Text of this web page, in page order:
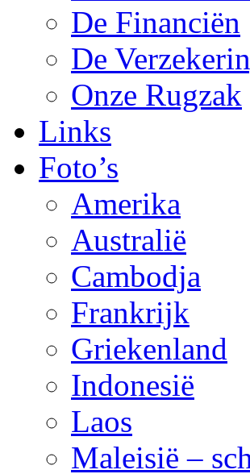
De Financiën
De
Onze Rugzak
Links
Foto’s
Amerika
Australië
Cambodja
Frankrijk
Griekenland
Indonesië
Laos
Maleisië –